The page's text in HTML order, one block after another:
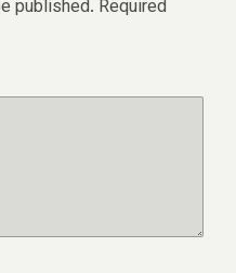
published. Required